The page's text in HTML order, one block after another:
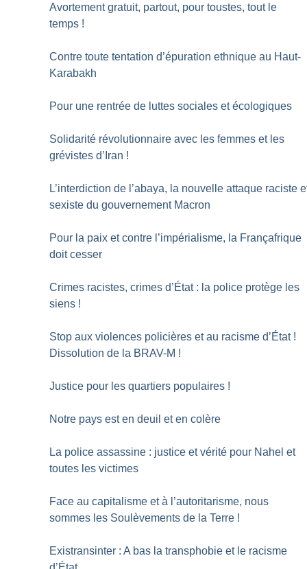
Avortement gratuit, partout, pour toustes, tout le
temps !
Contre toute tentation d’épuration ethnique au Haut-
Karabakh
Pour une rentrée de luttes sociales et écologiques
Solidarité révolutionnaire avec les femmes et les
grévistes d’Iran !
L’interdiction de l’abaya, la nouvelle attaque raciste
sexiste du gouvernement Macron
Pour la paix et contre l’impérialisme, la Françafrique
doit cesser
Crimes racistes, crimes d’État : la police protège les
siens !
Stop aux violences policières et au racisme d’État !
Dissolution de la BRAV-M !
Justice pour les quartiers populaires !
Notre pays est en deuil et en colère
La police assassine : justice et vérité pour Nahel et
toutes les victimes
Face au capitalisme et à l’autoritarisme, nous
sommes les Soulèvements de la Terre !
Existransinter : A bas la transphobie et le racisme